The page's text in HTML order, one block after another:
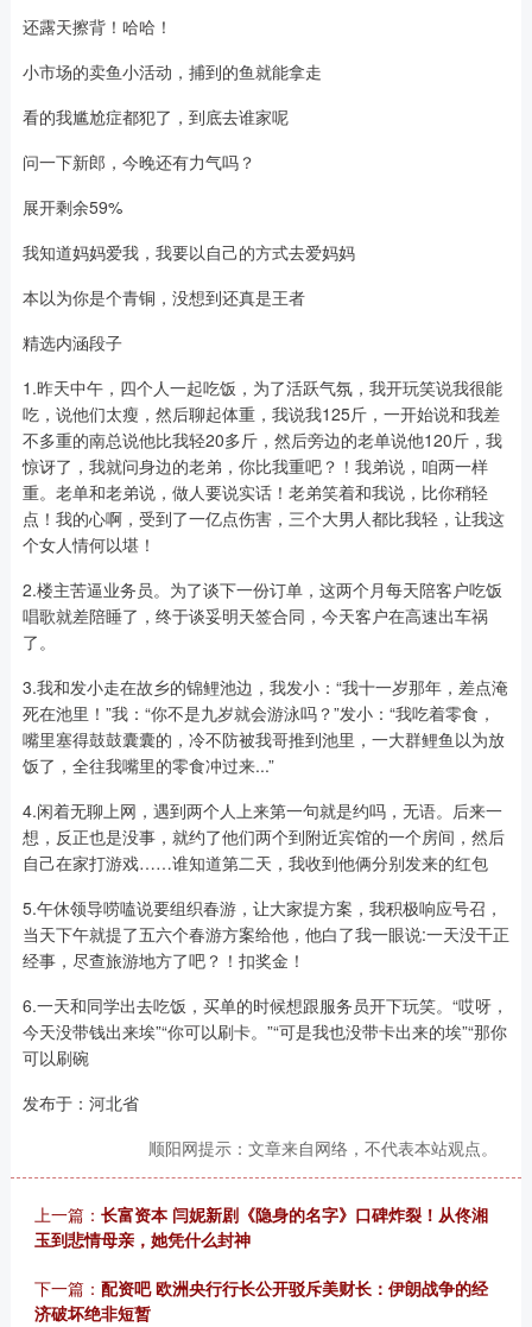
还露天擦背！哈哈！
小市场的卖鱼小活动，捕到的鱼就能拿走
看的我尴尬症都犯了，到底去谁家呢
问一下新郎，今晚还有力气吗？
展开剩余59%
我知道妈妈爱我，我要以自己的方式去爱妈妈
本以为你是个青铜，没想到还真是王者
精选内涵段子
1.昨天中午，四个人一起吃饭，为了活跃气氛，我开玩笑说我很能
吃，说他们太瘦，然后聊起体重，我说我125斤，一开始说和我差
不多重的南总说他比我轻20多斤，然后旁边的老单说他120斤，我
惊讶了，我就问身边的老弟，你比我重吧？！我弟说，咱两一样
重。老单和老弟说，做人要说实话！老弟笑着和我说，比你稍轻
点！我的心啊，受到了一亿点伤害，三个大男人都比我轻，让我这
个女人情何以堪！
2.楼主苦逼业务员。为了谈下一份订单，这两个月每天陪客户吃饭
唱歌就差陪睡了，终于谈妥明天签合同，今天客户在高速出车祸
了。
3.我和发小走在故乡的锦鲤池边，我发小：“我十一岁那年，差点淹
死在池里！”我：“你不是九岁就会游泳吗？”发小：“我吃着零食，
嘴里塞得鼓鼓囊囊的，冷不防被我哥推到池里，一大群鲤鱼以为放
饭了，全往我嘴里的零食冲过来...”
4.闲着无聊上网，遇到两个人上来第一句就是约吗，无语。后来一
想，反正也是没事，就约了他们两个到附近宾馆的一个房间，然后
自己在家打游戏……谁知道第二天，我收到他俩分别发来的红包
5.午休领导唠嗑说要组织春游，让大家提方案，我积极响应号召，
当天下午就提了五六个春游方案给他，他白了我一眼说:一天没干正
经事，尽查旅游地方了吧？！扣奖金！
6.一天和同学出去吃饭，买单的时候想跟服务员开下玩笑。“哎呀，
今天没带钱出来埃”“你可以刷卡。”“可是我也没带卡出来的埃”“那你
可以刷碗
发布于：河北省
顺阳网提示：文章来自网络，不代表本站观点。
上一篇： 长富资本 闫妮新剧《隐身的名字》口碑炸裂！从佟湘
玉到悲情母亲，她凭什么封神
下一篇： 配资吧 欧洲央行行长公开驳斥美财长：伊朗战争的经
济破坏绝非短暂